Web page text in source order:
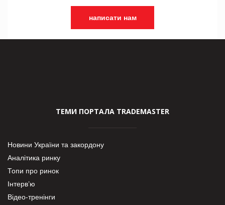
написати нам
ТЕМИ ПОРТАЛА TRADEMASTER
Новини України та закордону
Аналітика ринку
Топи про ринок
Інтерв’ю
Відео-тренінги